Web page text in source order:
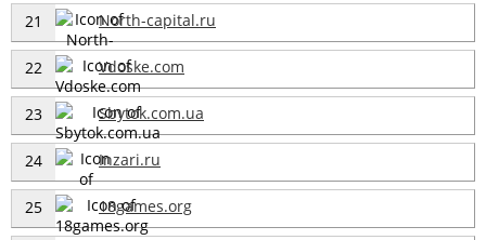
21 North-capital.ru
22 Vdoske.com
23 Sbytok.com.ua
24 Inzari.ru
25 18games.org